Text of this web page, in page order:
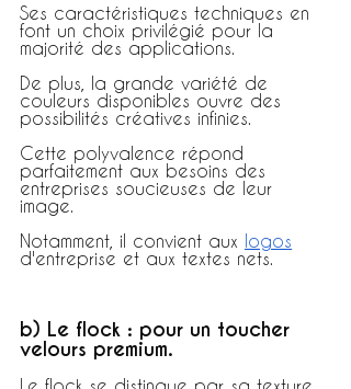
Ses caractéristiques techniques en
font un choix privilégié pour la
majorité des applications.
De plus, la grande variété de
couleurs disponibles ouvre des
possibilités créatives infinies.
Cette polyvalence répond
parfaitement aux besoins des
entreprises soucieuses de leur
image.
Notamment, il convient aux logos
d'entreprise et aux textes nets.
b) Le flock : pour un toucher
velours premium.